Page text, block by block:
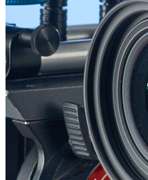
10.07.2026
Anerkennung für
Köln ausgezeichnet
14.07.2026
Justiz der Zukunft
zieht positive Bilanz des
Nordrhein-Westfalen
01.07.2026
Newsletter Juli 2026
30.06.2026
288 Anwärterinnen und
der Justizvollzugsschule
30.06.2026
RechtSpecial -